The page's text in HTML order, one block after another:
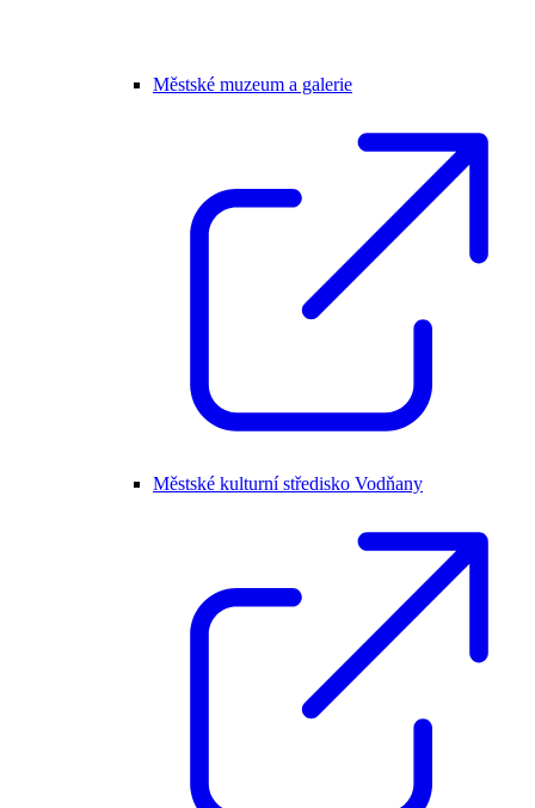
Městské muzeum a galerie
Městské kulturní středisko Vodňany